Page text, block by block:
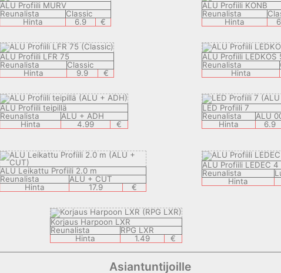
ALU Profiili MURV
Reunalista
Classic
Hinta
6.9 €
ALU Profiili KONB
Reunalista
Hinta
ALU Profiili LFR 75
Reunalista
Classic
Hinta
9.9 €
ALU Profiili LEDKOS
Reunalista
Hinta
ALU Profiili teipillä
Reunalista
ALU + ADH
Hinta
4.99 €
LED Profiili 7
Reunalista
ALU
Hinta
6.9
ALU Leikattu Profiili 2.0 m
Reunalista
ALU + CUT
Hinta
17.9 €
ALU Profiili LEDEC 4
Reunalista
Hinta
Korjaus Harpoon LXR
Reunalista
RPG LXR
Hinta
1.49 €
Asiantuntijoille